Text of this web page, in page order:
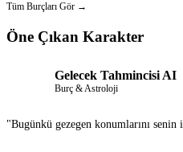
Tüm Burçları Gör →
Öne Çıkan Karakter
Gelecek Tahmincisi AI
Burç & Astroloji
"Bugünkü gezegen konumlarını